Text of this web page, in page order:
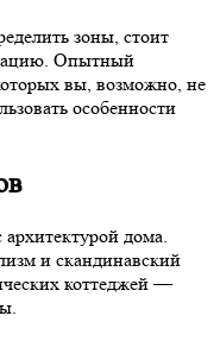
зоны, стоит
Опытный
вы, возможно, не
особенности
дома.
и скандинавский
коттеджей —